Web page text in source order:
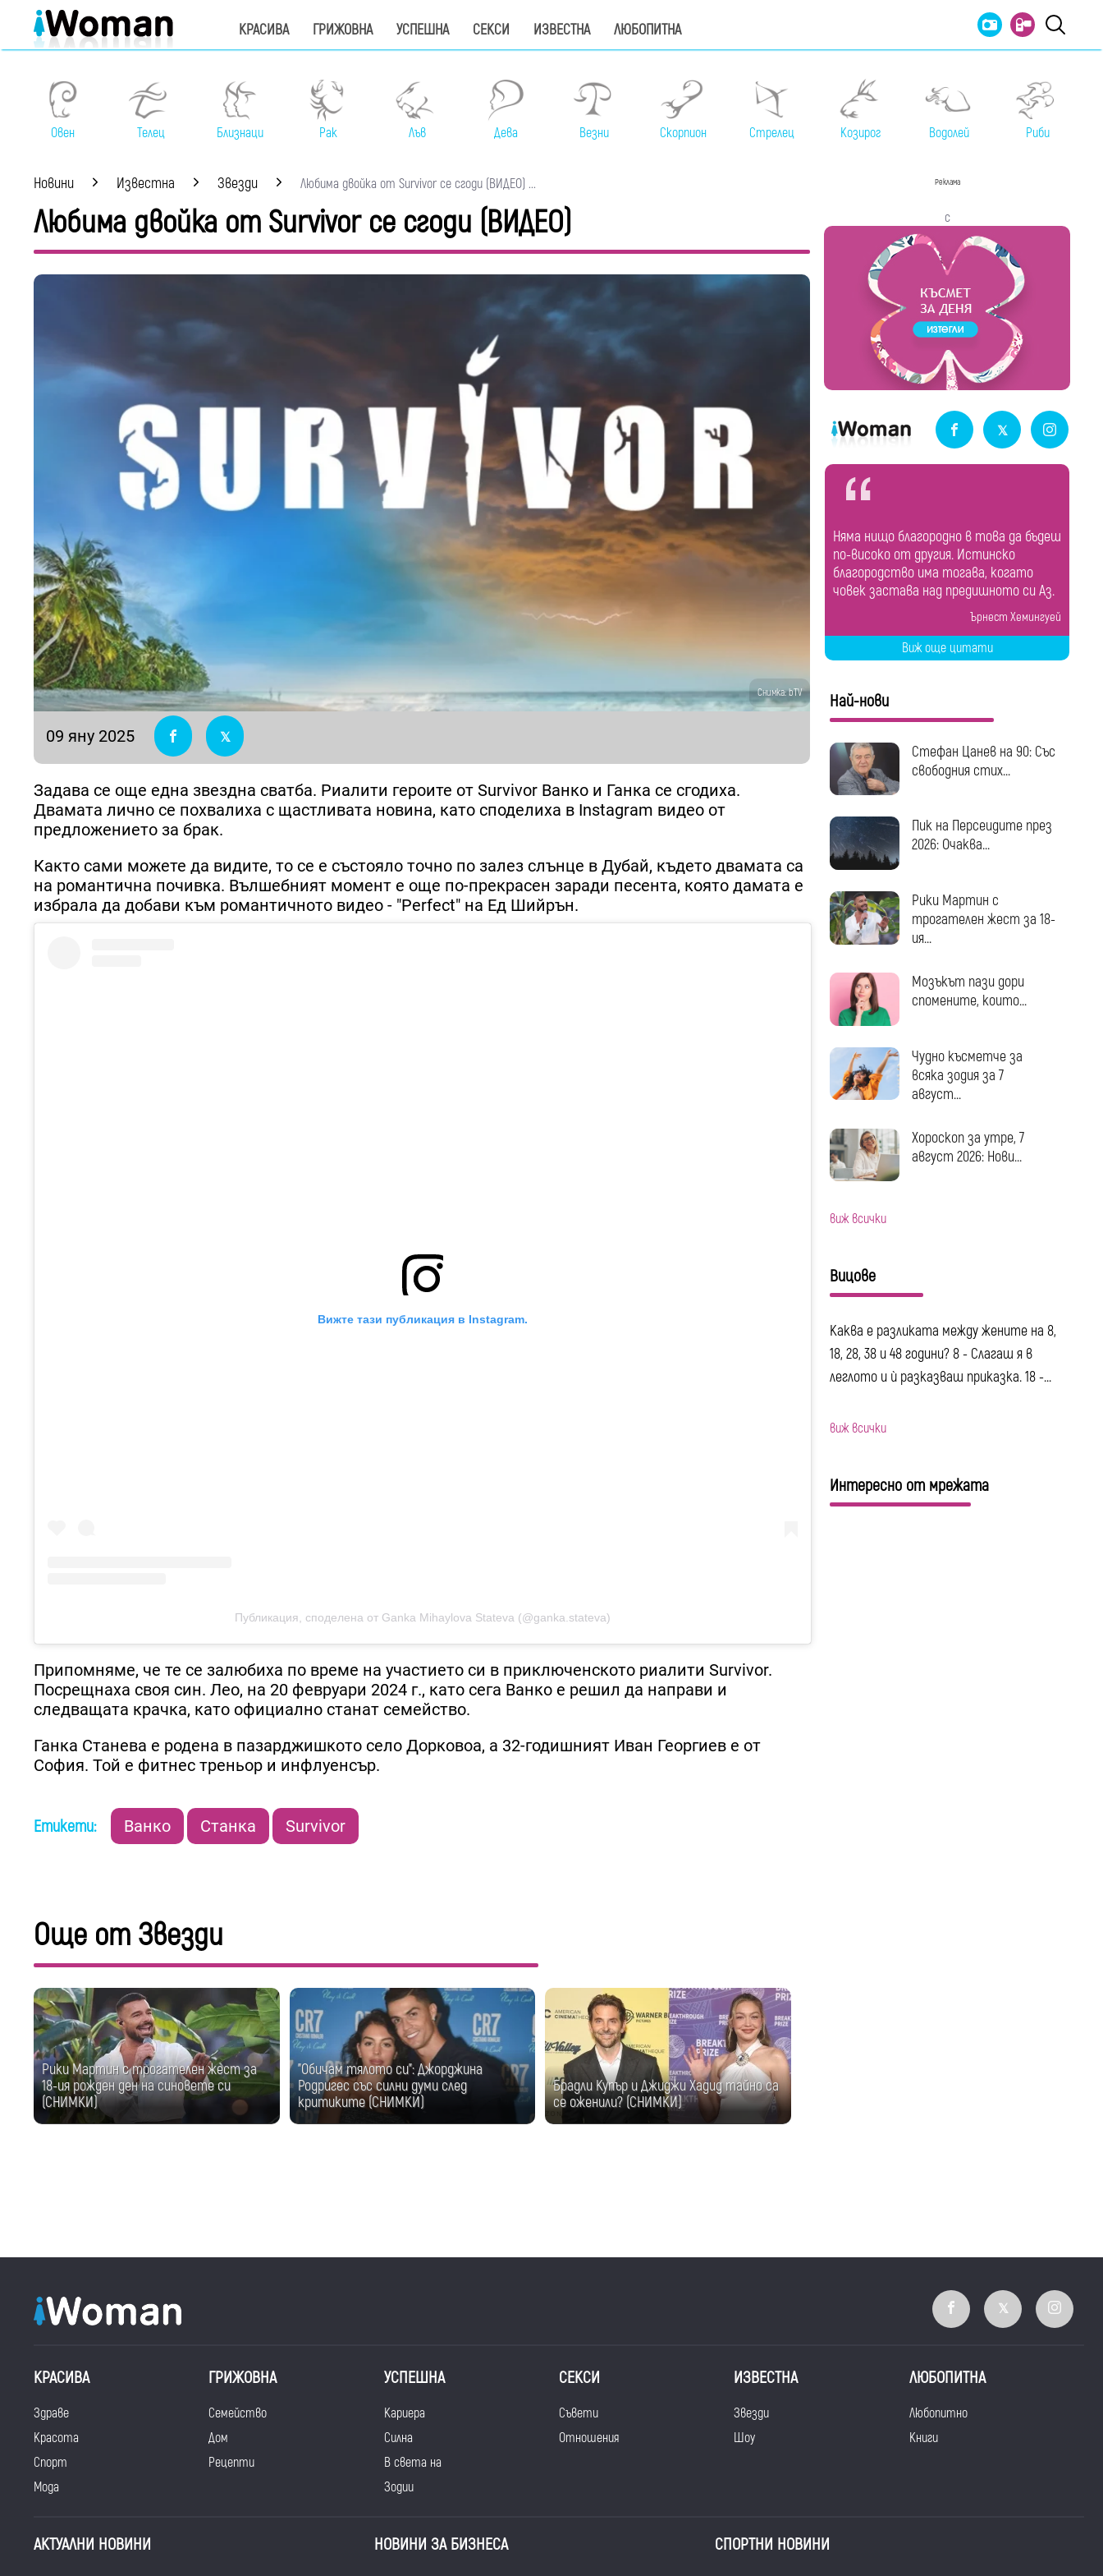
КРАСИВА ГРИЖОВНА УСПЕШНА СЕКСИ ИЗВЕСТНА ЛЮБОПИТНА
Овен Телец Близнаци Рак Лъв Дева Везни Скорпион Стрелец Козирог Водолей Риби
Новини Известна Звезди Любима двойка от Survivor се сгоди (ВИДЕО) ...
Любима двойка от Survivor се сгоди (ВИДЕО)
Снимка: bTV
09 яну 2025
Задава се още една звездна сватба. Риалити героите от Survivor Ванко и Ганка се сгодиха.
Двамата лично се похвалиха с щастливата новина, като споделиха в Instagram видео от
предложението за брак.
Както сами можете да видите, то се е състояло точно по залез слънце в Дубай, където двамата са
на романтична почивка. Вълшебният момент е още по-прекрасен заради песента, която дамата е
избрала да добави към романтичното видео - "Perfect" на Ед Шийрън.
Вижте тази публикация в Instagram.
Публикация, споделена от Ganka Mihaylova Stateva (@ganka.stateva)
Припомняме, че те се залюбиха по време на участието си в приключенското риалити Survivor.
Посрещнаха своя син. Лео, на 20 февруари 2024 г., като сега Ванко е решил да направи и
следващата крачка, като официално станат семейство.
Ганка Станева е родена в пазарджишкото село Дорковоа, a 32-годишният Иван Георгиев е от
София. Той е фитнес треньор и инфлуенсър.
Етикети: Ванко Станка Survivor
Още от Звезди
Рики Мартин с трогателен жест за
18-ия рожден ден на синовете си
(СНИМКИ)
"Обичам тялото си": Джорджина
Родригес със силни думи след
критиките (СНИМКИ)
Брадли Купър и Джиджи Хадид тайно са
се оженили? (СНИМКИ)
Реклама
с
Няма нищо благородно в това да бъдеш
по-високо от другия. Истинско
благородство има тогава, когато
човек застава над предишното си Аз.
Ърнест Хемингуей
Виж още цитати
Най-нови
Стефан Цанев на 90: Със
свободния стих...
Пик на Персеидите през
2026: Очаква...
Рики Мартин с
трогателен жест за 18-
ия...
Мозъкът пази дори
спомените, които...
Чудно късметче за
всяка зодия за 7
август...
Хороскоп за утре, 7
август 2026: Нови...
виж всички
Вицове
Каква е разликата между жените на 8,
18, 28, 38 и 48 години? 8 - Слагаш я в
леглото и ѝ разказваш приказка. 18 -...
виж всички
Интересно от мрежата
КРАСИВА
Здраве
Красота
Спорт
Мода
ГРИЖОВНА
Семейство
Дом
Рецепти
УСПЕШНА
Кариера
Силна
В света на
Зодии
СЕКСИ
Съвети
Отношения
ИЗВЕСТНА
Звезди
Шоу
ЛЮБОПИТНА
Любопитно
Книги
АКТУАЛНИ НОВИНИ НОВИНИ ЗА БИЗНЕСА СПОРТНИ НОВИНИ